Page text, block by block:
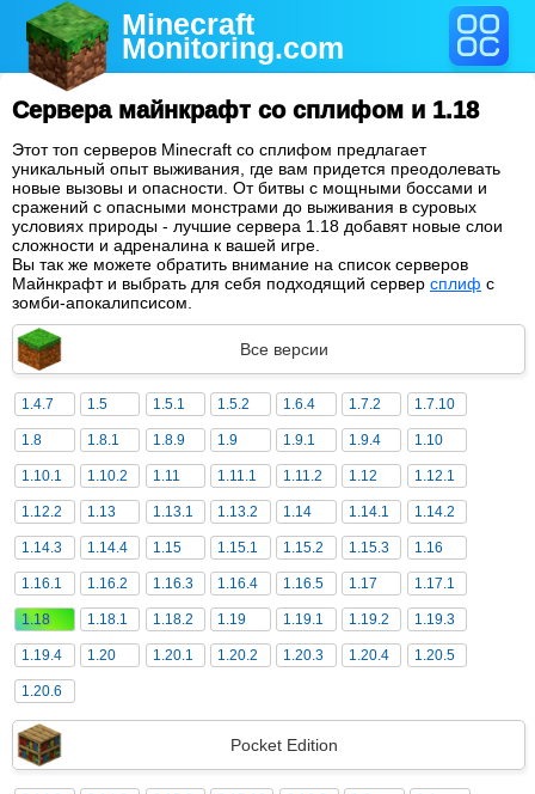
Minecraft
Monitoring.com
Сервера майнкрафт со сплифом и 1.18
Этот топ серверов Minecraft со сплифом предлагает
уникальный опыт выживания, где вам придется преодолевать
новые вызовы и опасности. От битвы с мощными боссами и
сражений с опасными монстрами до выживания в суровых
условиях природы - лучшие сервера 1.18 добавят новые слои
сложности и адреналина к вашей игре.
Вы так же можете обратить внимание на список серверов
Майнкрафт и выбрать для себя подходящий сервер сплиф с
зомби-апокалипсисом.
Все версии
1.4.7 1.5 1.5.1 1.5.2 1.6.4 1.7.2 1.7.10
1.8 1.8.1 1.8.9 1.9 1.9.1 1.9.4 1.10
1.10.1 1.10.2 1.11 1.11.1 1.11.2 1.12 1.12.1
1.12.2 1.13 1.13.1 1.13.2 1.14 1.14.1 1.14.2
1.14.3 1.14.4 1.15 1.15.1 1.15.2 1.15.3 1.16
1.16.1 1.16.2 1.16.3 1.16.4 1.16.5 1.17 1.17.1
1.18 1.18.1 1.18.2 1.19 1.19.1 1.19.2 1.19.3
1.19.4 1.20 1.20.1 1.20.2 1.20.3 1.20.4 1.20.5
1.20.6
Pocket Edition